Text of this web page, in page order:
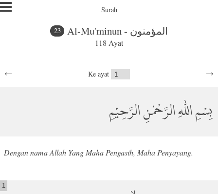
Surah
23 Al-Mu'minun - المؤمنون
118 Ayat
← →
Ke ayat
بِسْمِ اللّٰهِ الرَّحْمٰنِ الرَّحِيْمِ
Dengan nama Allah Yang Maha Pengasih, Maha Penyayang.
1